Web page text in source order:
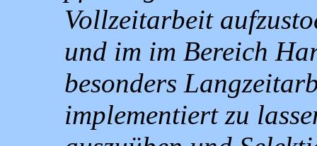
Vollzeitarbeit
und im im Bereich
besonders
implementiert zu